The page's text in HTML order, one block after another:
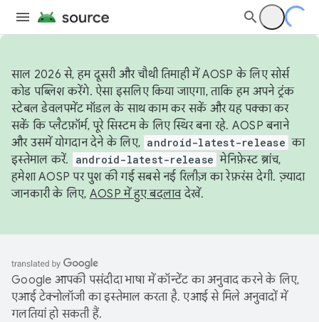
साल 2026 से, हम दूसरी और चौथी तिमाही में AOSP के लिए सोर्स
कोड पब्लिश करेंगे. ऐसा इसलिए किया जाएगा, ताकि हम अपने ट्रंक
स्टेबल डेवलपमेंट मॉडल के साथ काम कर सकें और यह पक्का कर
सकें कि प्लैटफ़ॉर्म, पूरे सिस्टम के लिए स्थिर बना रहे. AOSP बनाने
और उसमें योगदान देने के लिए, android-latest-release का
इस्तेमाल करें.
android-latest-release मेनिफ़ेस्ट ब्रांच,
हमेशा AOSP पर पुश की गई सबसे नई रिलीज़ का रेफ़रंस देगी. ज़्यादा
जानकारी के लिए, AOSP में हुए बदलावदेखें.
Google आपकी पसंदीदा भाषा में कॉन्टेंट का अनुवाद करने के लिए,
एआई टेक्नोलॉजी का इस्तेमाल करता है. एआई से मिले अनुवादों में
गलतियां हो सकती हैं.